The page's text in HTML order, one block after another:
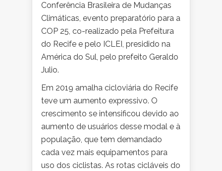
Conferência Brasileira de Mudanças
Climáticas, evento preparatório para a
COP 25, co-realizado pela Prefeitura
do Recife e pelo ICLEI, presidido na
América do Sul, pelo prefeito Geraldo
Julio.
Em 2019 amalha cicloviária do Recife
teve um aumento expressivo. O
crescimento se intensificou devido ao
aumento de usuários desse modal e à
população, que tem demandado
cada vez mais equipamentos para
uso dos ciclistas. As rotas cicláveis do